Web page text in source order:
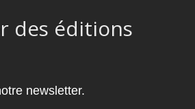
des éditions
newsletter.